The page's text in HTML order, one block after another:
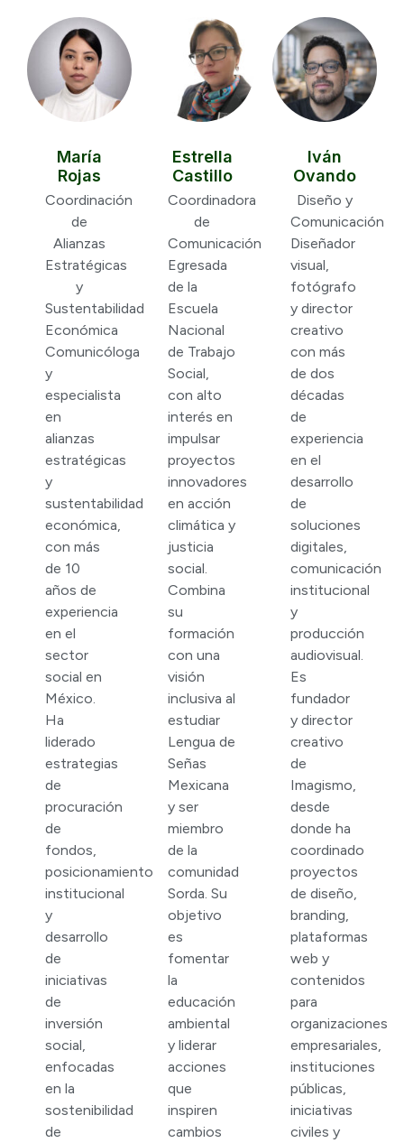
María
Rojas
Coordinación
de
Alianzas
Estratégicas
y
Sustentabilidad
Económica
Comunicóloga
y
especialista
en
alianzas
estratégicas
y
sustentabilidad
económica,
con más
de 10
años de
experiencia
en el
sector
social en
México.
Ha
liderado
estrategias
de
procuración
de
fondos,
posicionamiento
institucional
y
desarrollo
de
iniciativas
de
inversión
social,
enfocadas
en la
sostenibilidad
de
Estrella
Castillo
Coordinadora
de
Comunicación
Egresada
de la
Escuela
Nacional
de Trabajo
Social,
con alto
interés en
impulsar
proyectos
innovadores
en acción
climática y
justicia
social.
Combina
su
formación
con una
visión
inclusiva al
estudiar
Lengua de
Señas
Mexicana
y ser
miembro
de la
comunidad
Sorda. Su
objetivo
es
fomentar
la
educación
ambiental
y liderar
acciones
que
inspiren
cambios
Iván
Ovando
Diseño y
Comunicación
Diseñador
visual,
fotógrafo
y director
creativo
con más
de dos
décadas
de
experiencia
en el
desarrollo
de
soluciones
digitales,
comunicación
institucional
y
producción
audiovisual.
Es
fundador
y director
creativo
de
Imagismo,
desde
donde ha
coordinado
proyectos
de diseño,
branding,
plataformas
web y
contenidos
para
organizaciones
empresariales,
instituciones
públicas,
iniciativas
civiles y